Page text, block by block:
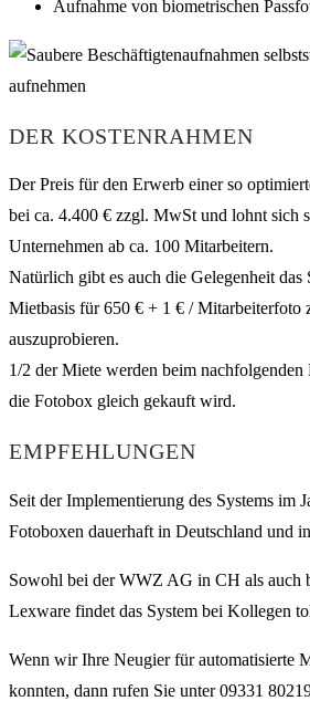
Aufnahme von biometrischen
DER KOSTENRAHMEN
Der Preis für den Erwerb einer so
bei ca. 4.400 € zzgl. MwSt und lohnt sich
Unternehmen ab ca. 100 Mitarbeitern.
Natürlich gibt es auch die Gelegenheit das
Mietbasis für 650 € + 1 € / Mitarbeiterfoto
auszuprobieren.
1/2 der Miete werden beim
die Fotobox gleich gekauft wird.
EMPFEHLUNGEN
Seit der Implementierung des Systems im
Fotoboxen dauerhaft in Deutschland und
Sowohl bei der WWZ AG in CH als auch
Lexware findet das System bei Kollegen
Wenn wir Ihre Neugier für automatisierte
konnten, dann rufen Sie unter 09331